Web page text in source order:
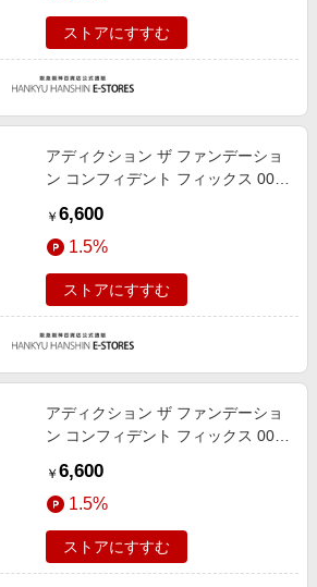
ストアにすすむ
アディクション ザ ファンデーショ
ン コンフィデント フィックス 001
￥ 6,600
1.5%
ストアにすすむ
アディクション ザ ファンデーショ
ン コンフィデント フィックス 006
￥ 6,600
1.5%
ストアにすすむ